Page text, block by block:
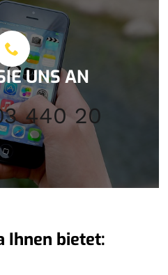
UNS AN
440 20
Ihnen bietet: